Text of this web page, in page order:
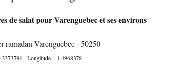
de salat pour Varenguebec et ses environs
ramadan Varenguebec - 50250
- Longitude :-1.4968378